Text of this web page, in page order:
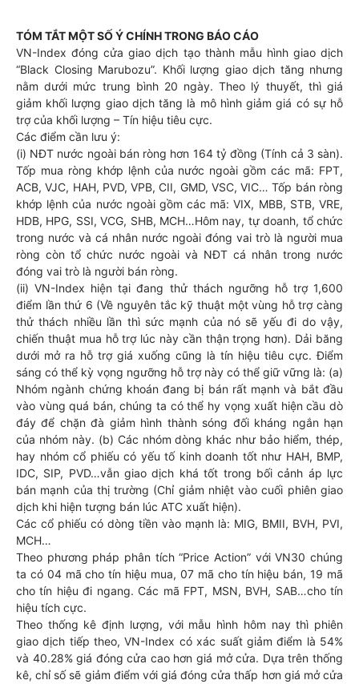
TÓM TẮT MỘT SỐ Ý CHÍNH TRONG BÁO CÁO
VN-Index đóng cửa giao dịch tạo thành mẫu hình giao dịch
“Black Closing Marubozu”. Khối lượng giao dịch tăng nhưng
nằm dưới mức trung bình 20 ngày. Theo lý thuyết, thì giá
giảm khối lượng giao dịch tăng là mô hình giảm giá có sự hỗ
trợ của khối lượng – Tín hiệu tiêu cực.
Các điểm cần lưu ý:
(i) NĐT nước ngoài bán ròng hơn 164 tỷ đồng (Tính cả 3 sàn).
Tốp mua ròng khớp lệnh của nước ngoài gồm các mã: FPT,
ACB, VJC, HAH, PVD, VPB, CII, GMD, VSC, VIC… Tốp bán ròng
khớp lệnh của nước ngoài gồm các mã: VIX, MBB, STB, VRE,
HDB, HPG, SSI, VCG, SHB, MCH…Hôm nay, tự doanh, tổ chức
trong nước và cá nhân nước ngoài đóng vai trò là người mua
ròng còn tổ chức nước ngoài và NĐT cá nhân trong nước
đóng vai trò là người bán ròng.
(ii) VN-Index hiện tại đang thử thách ngưỡng hỗ trợ 1,600
điểm lần thứ 6 (Về nguyên tắc kỹ thuật một vùng hỗ trợ càng
thử thách nhiều lần thì sức mạnh của nó sẽ yếu đi do vậy,
chiến thuật mua hỗ trợ lúc này cần thận trọng hơn). Dải băng
dưới mở ra hỗ trợ giá xuống cũng là tín hiệu tiêu cực. Điểm
sáng có thể kỳ vọng ngưỡng hỗ trợ này có thể giữ vững là: (a)
Nhóm ngành chứng khoán đang bị bán rất mạnh và bắt đầu
vào vùng quá bán, chúng ta có thể hy vọng xuất hiện cầu dò
đáy để chặn đà giảm hình thành sóng đối kháng ngắn hạn
của nhóm này. (b) Các nhóm dòng khác như bảo hiểm, thép,
hay nhóm cổ phiếu có yếu tố kinh doanh tốt như HAH, BMP,
IDC, SIP, PVD…vẫn giao dịch khá tốt trong bối cảnh áp lực
bán mạnh của thị trường (Chỉ giảm nhiệt vào cuối phiên giao
dịch khi hiện tượng bán lúc ATC xuất hiện).
Các cổ phiếu có dòng tiền vào mạnh là: MIG, BMII, BVH, PVI,
MCH…
Theo phương pháp phân tích “Price Action” với VN30 chúng
ta có 04 mã cho tín hiệu mua, 07 mã cho tín hiệu bán, 19 mã
cho tín hiệu đi ngang. Các mã FPT, MSN, BVH, SAB…cho tín
hiệu tích cực.
Theo thống kê định lượng, với mẫu hình hôm nay thì phiên
giao dịch tiếp theo, VN-Index có xác suất giảm điểm là 54%
và 40.28% giá đóng cửa cao hơn giá mở cửa. Dựa trên thống
kê, chỉ số sẽ giảm điểm với giá đóng cửa thấp hơn giá mở cửa